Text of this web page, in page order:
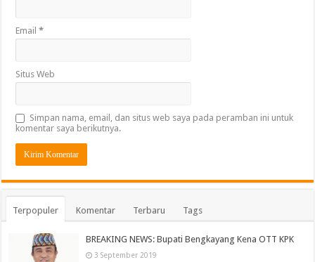
Email*
Situs Web
Simpan nama, email, dan situs web saya pada peramban ini untuk
komentar saya berikutnya.
Terpopuler Komentar Terbaru Tags
BREAKING NEWS: Bupati Bengkayang Kena OTT KPK
3 September 2019